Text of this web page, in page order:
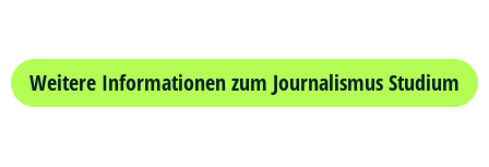
Weitere Informationen zum Journalismus Studium